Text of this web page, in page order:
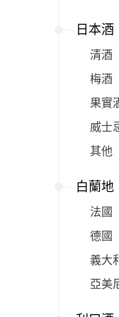
日本酒
清酒
梅酒
果實
威士
其他
白蘭地
法國
德國
義大
亞美